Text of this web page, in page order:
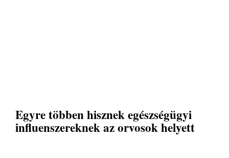
Egyre többen hisznek egészségügyi
influenszereknek az orvosok helyett